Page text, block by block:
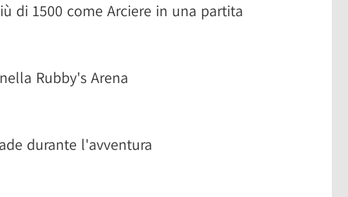
di 1500 come Arciere in una partita
Rubby's Arena
durante l'avventura